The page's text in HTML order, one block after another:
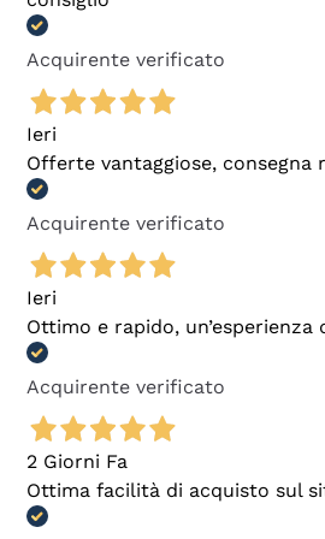
Acquirente verificato
Ieri
Offerte vantaggiose, consegna
Acquirente verificato
Ieri
Ottimo e rapido, un’esperienza
Acquirente verificato
2 Giorni Fa
Ottima facilità di acquisto sul